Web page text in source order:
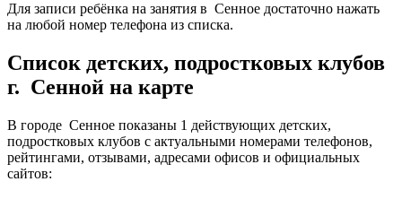
Для записи ребёнка на занятия в Сенное достаточно нажать
на любой номер телефона из списка.
Список детских, подростковых клубов
г. Сенной на карте
В городе Сенное показаны 1 действующих детских,
подростковых клубов с актуальными номерами телефонов,
рейтингами, отзывами, адресами офисов и официальных
сайтов: